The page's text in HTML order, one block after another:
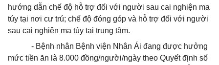
hướng dẫn chế độ hỗ trợ đối với người sau cai nghiện ma
túy tại nơi cư trú; chế độ đóng góp và hỗ trợ đối với người
sau cai nghiện ma túy tại trung tâm.
- Bệnh nhân Bệnh viện Nhân Ái đang được hưởng
mức tiền ăn là 8.000 đồng/người/ngày theo Quyết định số